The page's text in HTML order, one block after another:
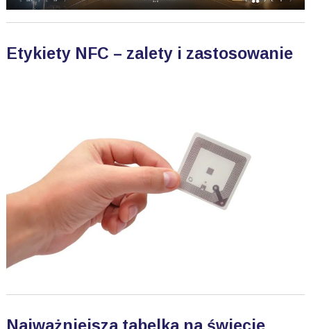
Etykiety NFC – zalety i zastosowanie